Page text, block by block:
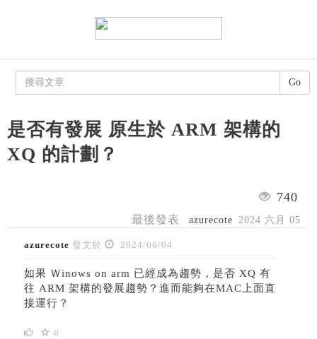
是否有發展 原生於 ARM 架構的
XQ 的計劃？
740
最後發表 azurecote 2024 六月 05
azurecote 發文於 2024/06/04
如果 Ｗinows on arm 已經成為趨勢，是否 XQ 有
往 ARM 架構的發展趨勢？進而能夠在MAC上面直
接運行？
0
Go